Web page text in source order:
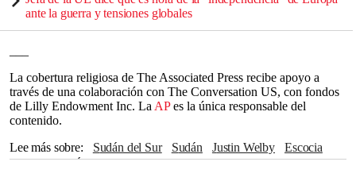
ante la guerra y tensiones globales
La cobertura religiosa de The Associated Press recibe apoyo a
través de una colaboración con The Conversation US, con fondos
de Lilly Endowment Inc. La APes la única responsable del
contenido.
Lee más sobre
Sudán del Sur Sudán Justin Welby
Escocia